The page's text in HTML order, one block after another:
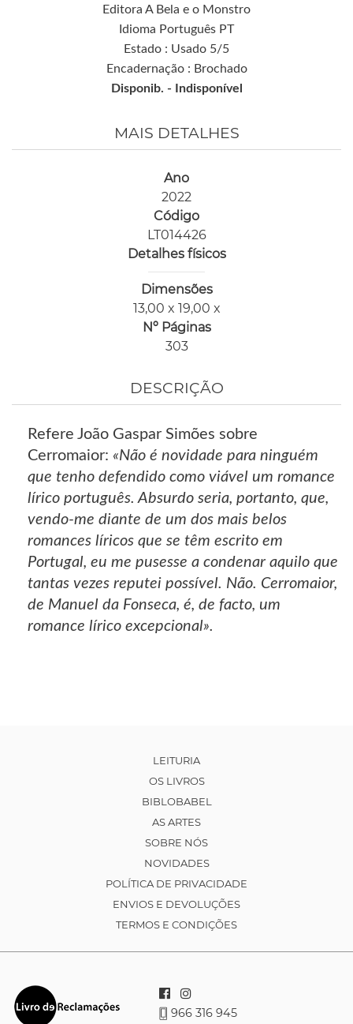
Editora A Bela e o Monstro
Idioma Português PT
Estado : Usado 5/5
Encadernação : Brochado
Disponib. -
Indisponível
MAIS DETALHES
Ano
2022
Código
LT014426
Detalhes físicos
Dimensões
13,00 x 19,00 x
Nº Páginas
303
DESCRIÇÃO
Refere João Gaspar Simões sobre
Cerromaior: «Não é novidade para ninguém
que tenho defendido como viável um romance
lírico português. Absurdo seria, portanto, que,
vendo-me diante de um dos mais belos
romances líricos que se têm escrito em
Portugal, eu me pusesse a condenar aquilo que
tantas vezes reputei possível. Não. Cerromaior,
de Manuel da Fonseca, é, de facto, um
romance lírico excepcional».
LEITURIA
OS LIVROS
BIBLOBABEL
AS ARTES
SOBRE NÓS
NOVIDADES
POLÍTICA DE PRIVACIDADE
ENVIOS E DEVOLUÇÕES
TERMOS E CONDIÇÕES
966 316 945